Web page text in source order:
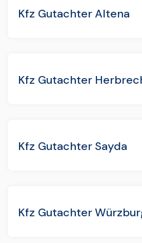
Kfz Gutachter Altena
Kfz Gutachter
Kfz Gutachter Sayda
Kfz Gutachter